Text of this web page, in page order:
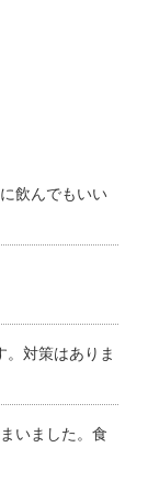
飲んでもいい
。対策はありま
いました。食